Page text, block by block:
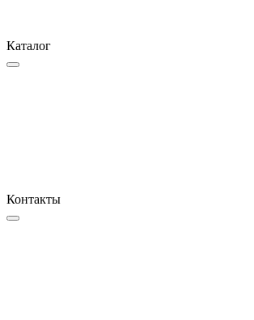
Каталог
Контакты